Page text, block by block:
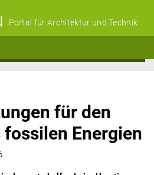
Portal für Architektur und Technik
für den
Energien